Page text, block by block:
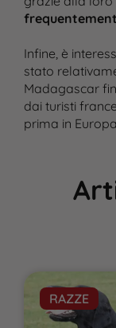
Infine, è
stato
Madagascar
dai turisti
prima in
RAZZE